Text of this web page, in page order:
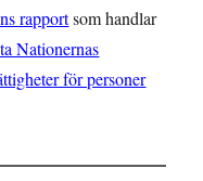
rapportsom handlar
Nationernas
för personer